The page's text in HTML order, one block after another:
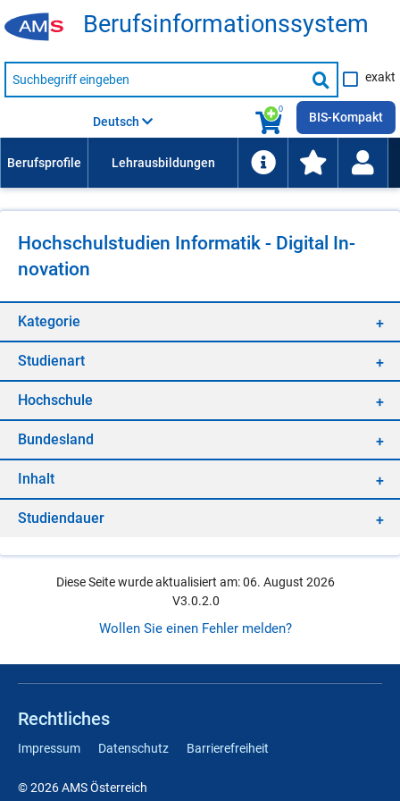
Be­rufs­in­for­ma­ti­ons­sys­tem
Suche
nach
Suche
starten
exakt
0
Deutsch BIS-Kompakt
Hoch­schul­stu­di­en In­for­ma­tik - Di­gi­tal In­
no­va­ti­on
Ka­te­go­rie
Stu­di­en­art
Hoch­schu­le
Bun­des­land
In­halt
Stu­di­en­dau­er
Diese Seite wurde aktualisiert am: 06. August 2026
V3.0.2.0
Wollen Sie einen Fehler melden?
Rechtliches
Impressum Datenschutz Barrierefreiheit
© 2026 AMS Österreich